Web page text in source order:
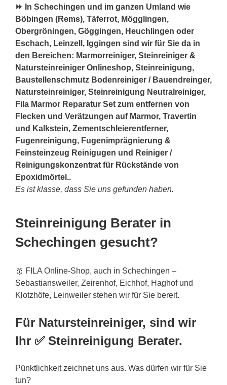
⏩ In Schechingen und im ganzen Umland wie
Böbingen (Rems), Täferrot, Mögglingen,
Obergröningen, Göggingen, Heuchlingen oder
Eschach, Leinzell, Iggingen sind wir für Sie da in
den Bereichen: Marmorreiniger, Steinreiniger &
Natursteinreiniger Onlineshop, Steinreinigung,
Baustellenschmutz Bodenreiniger / Bauendreinger,
Natursteinreiniger, Steinreinigung Neutralreiniger,
Fila Marmor Reparatur Set zum entfernen von
Flecken und Verätzungen auf Marmor, Travertin
und Kalkstein, Zementschleierentferner,
Fugenreinigung, Fugenimprägnierung &
Feinsteinzeug Reinigugen und Reiniger /
Reinigungskonzentrat für Rückstände von
Epoxidmörtel..
Es ist klasse, dass Sie uns gefunden haben.
Steinreinigung Berater in
Schechingen gesucht?
🥇 FILA Online-Shop, auch in Schechingen –
Sebastiansweiler, Zeirenhof, Eichhof, Haghof und
Klotzhöfe, Leinweiler stehen wir für Sie bereit.
Für Natursteinreiniger, sind wir
Ihr ✅ Steinreinigung Berater.
Pünktlichkeit zeichnet uns aus. Was dürfen wir für Sie
tun?